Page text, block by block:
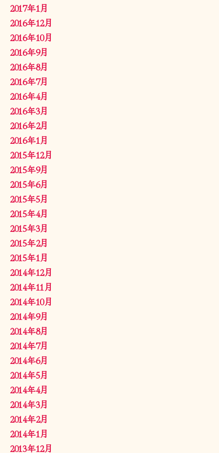
2017年1月
2016年12月
2016年10月
2016年9月
2016年8月
2016年7月
2016年4月
2016年3月
2016年2月
2016年1月
2015年12月
2015年9月
2015年6月
2015年5月
2015年4月
2015年3月
2015年2月
2015年1月
2014年12月
2014年11月
2014年10月
2014年9月
2014年8月
2014年7月
2014年6月
2014年5月
2014年4月
2014年3月
2014年2月
2014年1月
2013年12月